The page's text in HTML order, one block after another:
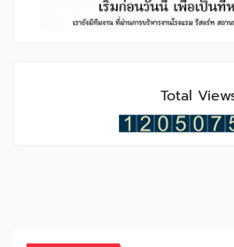
Total